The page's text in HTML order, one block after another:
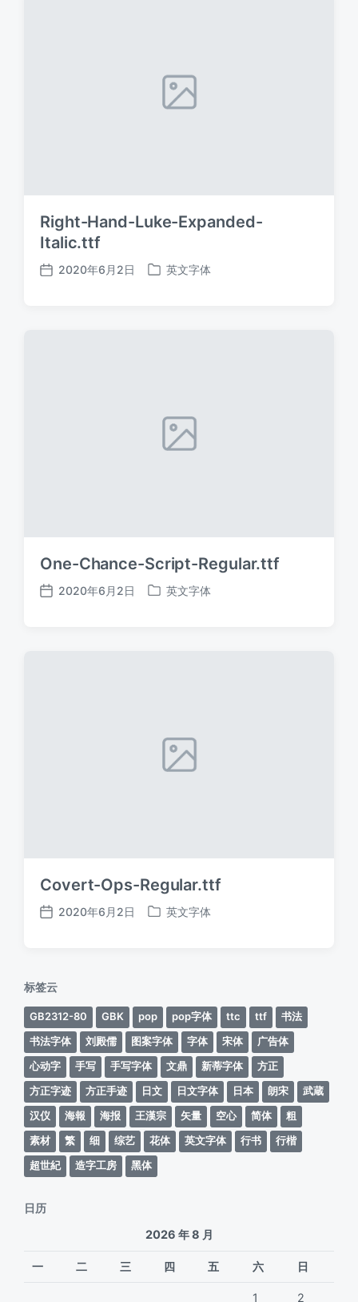
Right-Hand-Luke-Expanded-
Italic.ttf
发
2020年6月2日
发
英文字体
One-Chance-Script-Regular.ttf
发
2020年6月2日
发
英文字体
Covert-Ops-Regular.ttf
发
2020年6月2日
发
英文字体
标签云
GB2312-80 GBK pop pop字体 ttc ttf
书法
书法字体
刘殿儒 图案字体 字体 宋体
广告体
心动字
手写 手写字体 文鼎 新蒂字体
方正
方正字迹
方正手迹 日文 日文字体 日本 朗宋
武蔵
汉仪
海報 海报 王漢宗 矢量 空心 简体
粗
素材
繁 细 综艺 花体 英文字体 行书
行楷
超世紀
造字工房 黑体
日历
2026 年 8 月
一 二 三 四 五 六 日
1 2